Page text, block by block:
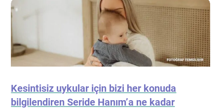
Kesintisiz uykular için bizi her konuda
bilgilendiren Seride Hanım’a ne kadar